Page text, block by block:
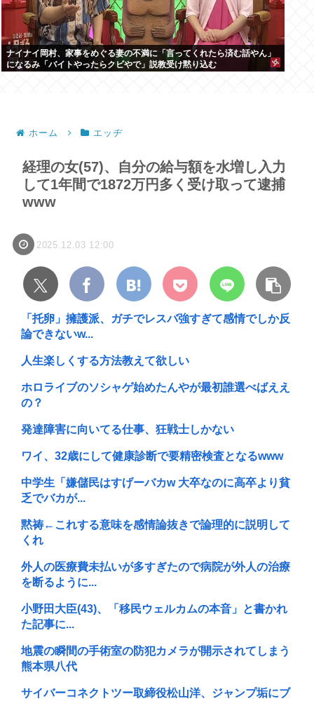
ナイナイ岡村、家事をめぐる妻の不満に「言ってくれたら済む話やん」
になるみ「バイトやったらクビやで」説教受け黙り込む
ホーム エッヂ
経理の女(57)、自分の給与額を水増し入力
して1年間で1872万円多く受け取って逮捕
www
2025.12.03 12:00
「托卵」擁護派、ガチでレスバ強すぎて感情でしか反
論できないw...
人生楽しくする方法教えて欲しい
ホロライブのソシャゲ始めたんやが最初誰選べばええ
の？
発達障害に向いてる仕事、狂戦士しかない
ワイ、32歳にして健康診断で要精密検査となるwww
中学生「嫌儲民はすげーバカw 大卒なのに高卒より貧
乏でバカが...
黙祷←これする意味を感情論抜きで論理的に説明して
くれ
外人の医療費未払いが多すぎたので病院が外人の治療
を断るように...
小野田大臣(43)、「移民ウェルカムの本音」と書かれ
た記事に...
地震の瞬間の手術室の防犯カメラが開示されてしまう
熊本県八代
サイバーコネクトツー取締役松山洋、ジャンプ垢にブ